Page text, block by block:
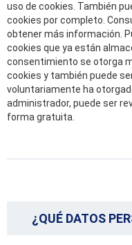
uso de cookies. También
cookies por completo.
obtener más información.
cookies que ya están
consentimiento se otorga
cookies y también puede
voluntariamente ha
administrador, puede ser
forma gratuita.
¿QUÉ DATOS